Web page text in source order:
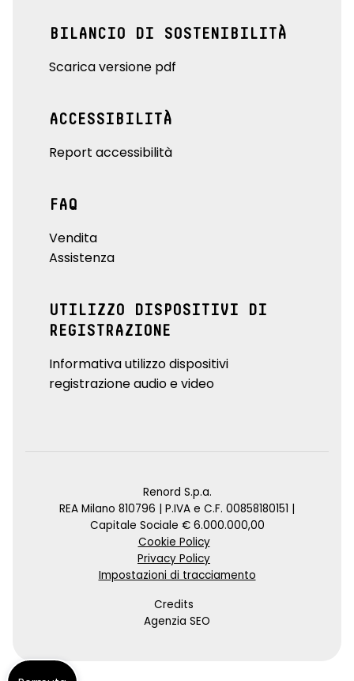
BILANCIO DI SOSTENIBILITÀ
Scarica versione pdf
ACCESSIBILITÀ
Report accessibilità
FAQ
Vendita
Assistenza
UTILIZZO DISPOSITIVI DI
REGISTRAZIONE
Informativa utilizzo dispositivi
registrazione audio e video
Renord S.p.a.
REA Milano 810796 | P.IVA e C.F. 00858180151 |
Capitale Sociale € 6.000.000,00
Cookie Policy
Privacy Policy
Impostazioni di tracciamento
Credits
Agenzia SEO